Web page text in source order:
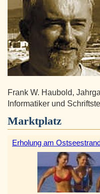
Frank W. Haubold,
Informatiker und
Marktplatz
Erholung am